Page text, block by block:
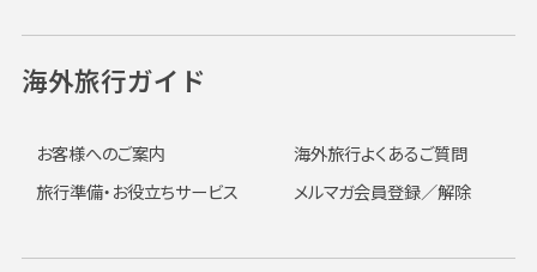
海外旅行ガイド
お客様へのご案内
海外旅行よくあるご質問
旅行準備・お役立ちサービス
メルマガ会員登録／解除